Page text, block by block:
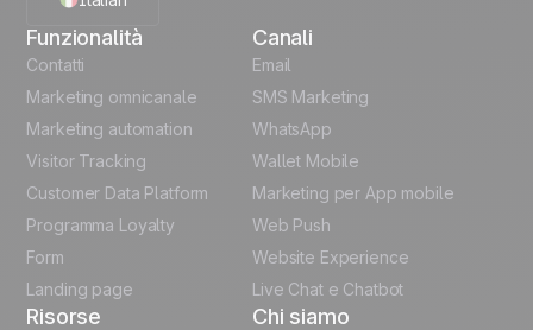
Automation
templates
Unlock the full use-case
English
French
Polish
German
Español
Funzionalità
Contatti
Marketing omnicanale
Marketing automation
Visitor Tracking
Customer Data Platform
Programma Loyalty
Form
Landing page
Canali
Email
SMS Marketing
WhatsApp
Wallet Mobile
Marketing per App mobile
Web Push
Website Experience
Live Chat e Chatbot
Risorse Chi siamo